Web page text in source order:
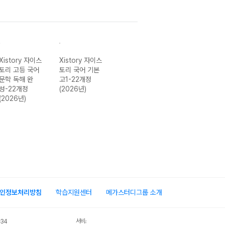
자이스
리 고등 국어
학 독해 완
-22개정
(2026년)
Xistory 자이스
토리 국어 기본
고1-22개정
(2026년)
정보처리방침 학습지원센터 메가스터디그룹 소개
서비스 가입사실 확인